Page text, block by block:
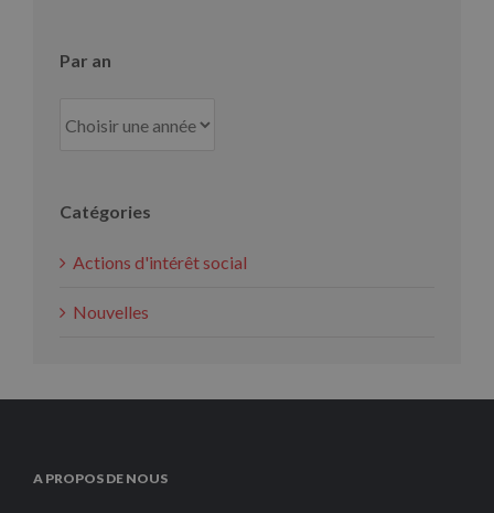
Par an
Catégories
Actions d'intérêt social
Nouvelles
A PROPOS DE NOUS